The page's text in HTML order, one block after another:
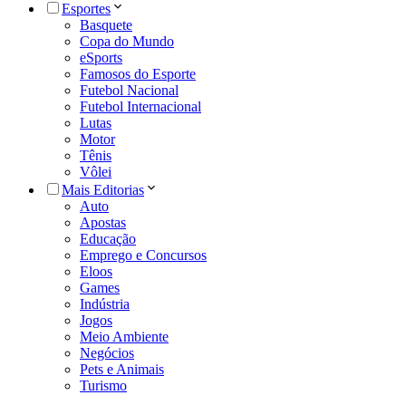
Esportes
Basquete
Copa do Mundo
eSports
Famosos do Esporte
Futebol Nacional
Futebol Internacional
Lutas
Motor
Tênis
Vôlei
Mais Editorias
Auto
Apostas
Educação
Emprego e Concursos
Eloos
Games
Indústria
Jogos
Meio Ambiente
Negócios
Pets e Animais
Turismo